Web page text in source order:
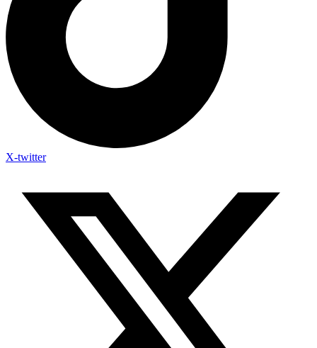
X-twitter